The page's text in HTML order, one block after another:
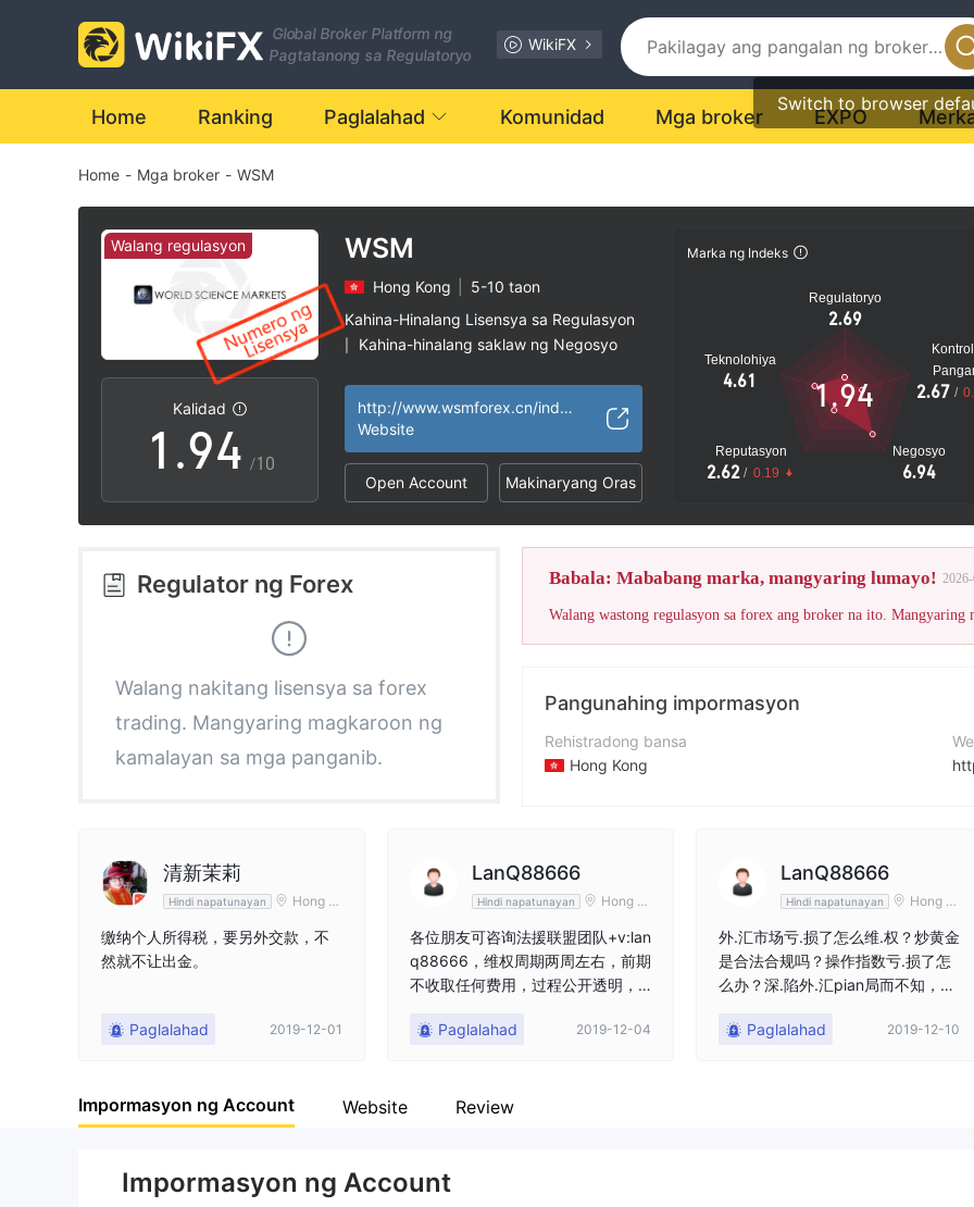
Global Broker Platform ng
Pagtatanong sa Regulatoryo
WikiFX
Switch to browser
Home Ranking Paglalahad Komunidad Mga broker EXPO
Home - Mga broker - WSM
Walang regulasyon
Kalidad
0
1
2
3
5
6
8
9
.
3
4
5
6
7
8
9
0
1
2
3
4
5
6
8
9
/10
WSM
Hong Kong
5-10 taon
Kahina-Hinalang Lisensya sa Regulasyon
Kahina-hinalang saklaw ng Negosyo
http://www.wsmforex.cn/index.html
Website
Open Account Makinaryang Oras
Marka ng Indeks
Regulatoryo
2.69
Teknolohiya
4.61
Reputasyon
2.62 / 0.19
Negosyo
6.94
2.67 /
1.94
Ang WikiFX
Regulator ng Forex
Walang nakitang lisensya sa forex
trading. Mangyaring magkaroon ng
kamalayan sa mga panganib.
Babala: Mababang marka, mangyaring lumayo!
Walang wastong regulasyon sa forex ang broker na ito. Mangyaring
Pangunahing impormasyon
Rehistradong bansa
Hong Kong
Kumpanya
WORLDSCIENCEMARKETS.LTD
清新茉莉
Hindi napatunayan
Hong K
缴纳个人所得税，要另外交款，不
然就不让出金。
Paglalahad 2019-12-01
LanQ88666
Hindi napatunayan
Hong K
各位朋友可咨询法援联盟团队+v:lan
q88666，维权周期两周左右，前期
不收取任何费用，过程公开透明，
益! 受害者自述：WSM.世汇被骗案
仅供参考，不影响后期维权均可解
专门搞了一个音频平台，让大家进
Paglalahad 2019-12-04
LanQ88666
Hindi napatunayan
Hong K
外.汇市场亏.损了怎么维.权？炒黄金
是合法合规吗？操作指数亏.损了怎
么办？深.陷外.汇pian局而不知，你
追.回吗？老师恶意喊.单怎么挽回损.
Paglalahad 2019-12-10
Impormasyon ng Account Website Review
Impormasyon ng Account